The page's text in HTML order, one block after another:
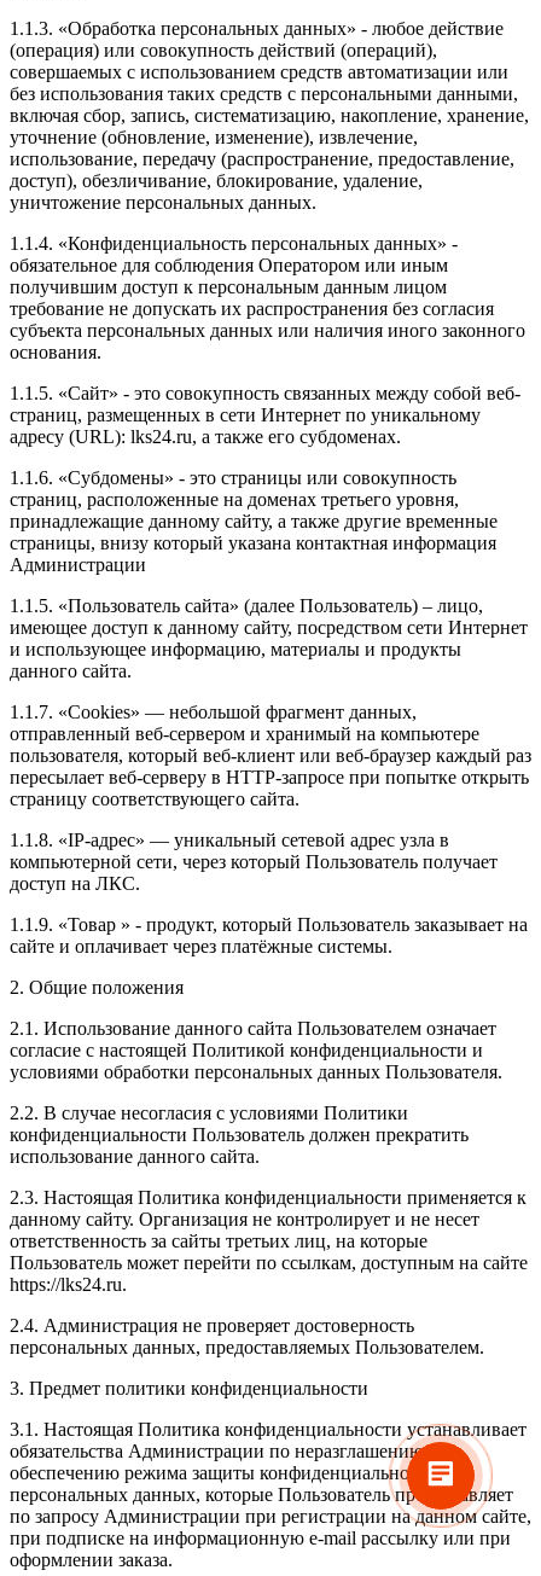
1.1.3. «Обработка персональных данных» - любое действие
(операция) или совокупность действий (операций),
совершаемых с использованием средств автоматизации или
без использования таких средств с персональными данными,
включая сбор, запись, систематизацию, накопление, хранение,
уточнение (обновление, изменение), извлечение,
использование, передачу (распространение, предоставление,
доступ), обезличивание, блокирование, удаление,
уничтожение персональных данных.
1.1.4. «Конфиденциальность персональных данных» -
обязательное для соблюдения Оператором или иным
получившим доступ к персональным данным лицом
требование не допускать их распространения без согласия
субъекта персональных данных или наличия иного законного
основания.
1.1.5. «Сайт» - это совокупность связанных между собой веб-
страниц, размещенных в сети Интернет по уникальному
адресу (URL): lks24.ru, а также его субдоменах.
1.1.6. «Субдомены» - это страницы или совокупность
страниц, расположенные на доменах третьего уровня,
принадлежащие данному сайту, а также другие временные
страницы, внизу который указана контактная информация
Администрации
1.1.5. «Пользователь сайта» (далее Пользователь) – лицо,
имеющее доступ к данному сайту, посредством сети Интернет
и использующее информацию, материалы и продукты
данного сайта.
1.1.7. «Cookies» — небольшой фрагмент данных,
отправленный веб-сервером и хранимый на компьютере
пользователя, который веб-клиент или веб-браузер каждый раз
пересылает веб-серверу в HTTP-запросе при попытке открыть
страницу соответствующего сайта.
1.1.8. «IP-адрес» — уникальный сетевой адрес узла в
компьютерной сети, через который Пользователь получает
доступ на ЛКС.
1.1.9. «Товар » - продукт, который Пользователь заказывает на
сайте и оплачивает через платёжные системы.
2. Общие положения
2.1. Использование данного сайта Пользователем означает
согласие с настоящей Политикой конфиденциальности и
условиями обработки персональных данных Пользователя.
2.2. В случае несогласия с условиями Политики
конфиденциальности Пользователь должен прекратить
использование данного сайта.
2.3. Настоящая Политика конфиденциальности применяется к
данному сайту. Организация не контролирует и не несет
ответственность за сайты третьих лиц, на которые
Пользователь может перейти по ссылкам, доступным на сайте
https://lks24.ru.
2.4. Администрация не проверяет достоверность
персональных данных, предоставляемых Пользователем.
3. Предмет политики конфиденциальности
3.1. Настоящая Политика конфиденциальности устанавливает
обязательства Администрации по неразглашению и
обеспечению режима защиты конфиденциальности
персональных данных, которые Пользователь предоставляет
по запросу Администрации при регистрации на данном сайте,
при подписке на информационную e-mail рассылку или при
оформлении заказа.